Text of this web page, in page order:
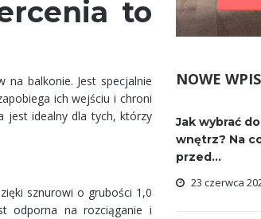
to
balkonie. Jest specjalnie
ich wejściu i chroni
jest idealny dla tych, którzy
sznurowi o grubości 1,0
odporna na rozciąganie i
NOWE
Jak wybrać
wnętrz? Na
przed...
23 czerwca